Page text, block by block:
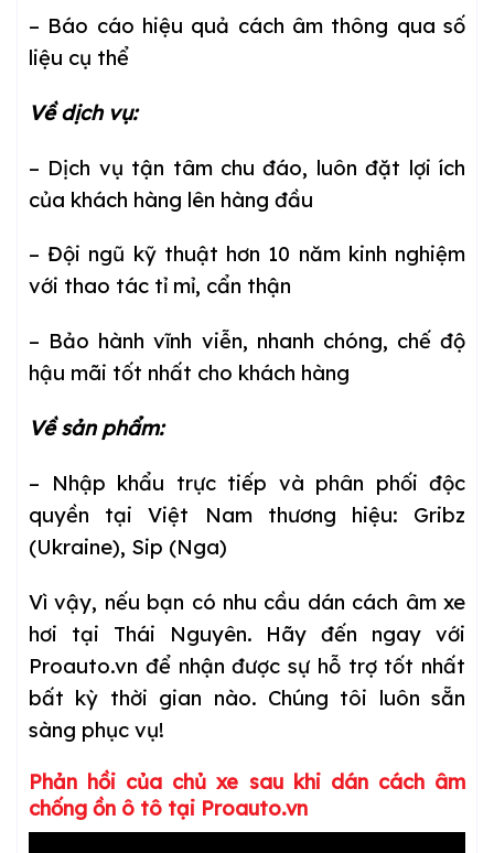
– Báo cáo hiệu quả cách âm thông qua số
liệu cụ thể
Về dịch vụ:
– Dịch vụ tận tâm chu đáo, luôn đặt lợi ích
của khách hàng lên hàng đầu
– Đội ngũ kỹ thuật hơn 10 năm kinh nghiệm
với thao tác tỉ mỉ, cẩn thận
– Bảo hành vĩnh viễn, nhanh chóng, chế độ
hậu mãi tốt nhất cho khách hàng
Về sản phẩm:
– Nhập khẩu trực tiếp và phân phối độc
quyền tại Việt Nam thương hiệu: Gribz
(Ukraine), Sip (Nga)
Vì vậy, nếu bạn có nhu cầu dán cách âm xe
hơi tại Thái Nguyên. Hãy đến ngay với
Proauto.vn để nhận được sự hỗ trợ tốt nhất
bất kỳ thời gian nào. Chúng tôi luôn sẵn
sàng phục vụ!
Phản hồi của chủ xe sau khi dán cách âm
chống ồn ô tô tại Proauto.vn